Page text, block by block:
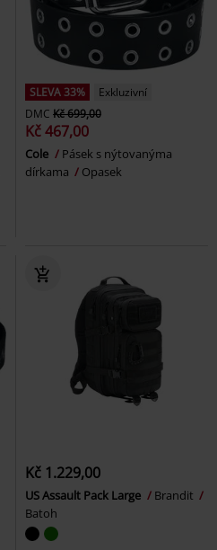
SLEVA 33%
Exkluzivní
DMC Kč 699,00
Kč 467,00
Cole
Pásek s nýtovanýma
dírkama
Opasek
Kč 1.229,00
US Assault Pack Large
Brandit
Batoh